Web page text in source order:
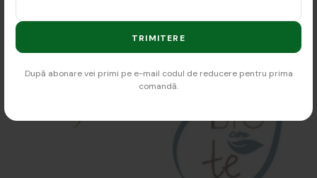
TRIMITERE
După abonare vei primi pe e-mail codul de reducere pentru prima
comandă.